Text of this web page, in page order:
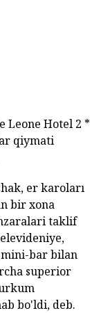
Leone Hotel 2 *
qiymati
er karoları
bir xona
taklif
mini-bar bilan
superior
bo'ldi, deb.